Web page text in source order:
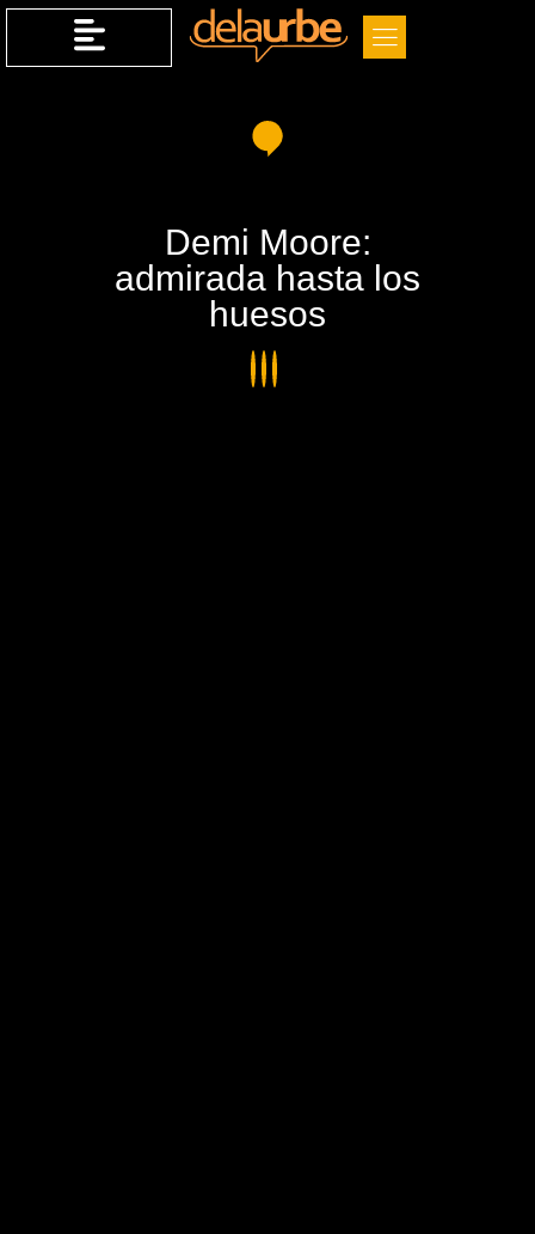
Demi Moore:
admirada hasta los
huesos